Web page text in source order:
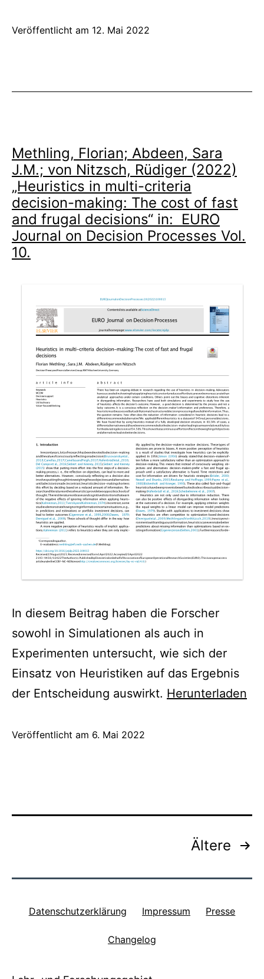
Veröffentlicht am 12. Mai 2022
Methling, Florian; Abdeen, Sara
J.M.; von Nitzsch, Rüdiger (2022)
„Heuristics in multi-criteria
decision-making: The cost of fast
and frugal decisions“ in: EURO
Journal on Decision Processes Vol.
10.
In diesem Beitrag haben die Forscher
sowohl in Simulationen als auch in
Experimenten untersucht, wie sich der
Einsatz von Heuristiken auf das Ergebnis
der Entscheidung auswirkt. Herunterladen
Veröffentlicht am 6. Mai 2022
Seitennummerierung
der
Ältere
Datenschutzerklärung Impressum Presse
Changelog